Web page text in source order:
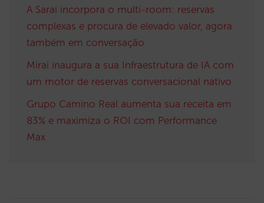
A Sarai incorpora o multi-room: reservas
complexas e procura de elevado valor, agora
também em conversação
Mirai inaugura a sua Infraestrutura de IA com
um motor de reservas conversacional nativo
Grupo Camino Real aumenta sua receita em
83% e maximiza o ROI com Performance
Max